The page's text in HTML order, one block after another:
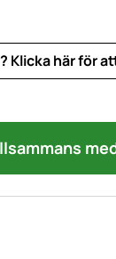
Klicka här för